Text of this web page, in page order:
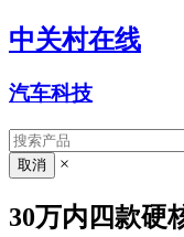
中关村在线
汽车科技
×
30万内四款硬